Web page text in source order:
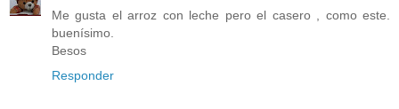
Me gusta el arroz con leche pero el casero , como este.
buenísimo.
Besos
Responder